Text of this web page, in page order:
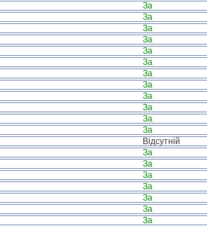
За
За
За
За
За
За
За
За
За
За
За
За
Відсутній
За
За
За
За
За
За
За